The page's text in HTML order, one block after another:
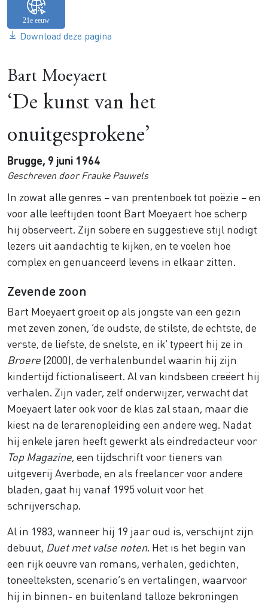
Download deze pagina
Bart Moeyaert
‘De kunst van het
onuitgesprokene’
Brugge, 9 juni 1964
Geschreven door Frauke Pauwels
In zowat alle genres – van prentenboek tot poëzie – en
voor alle leeftijden toont Bart Moeyaert hoe scherp
hij observeert. Zijn sobere en suggestieve stijl nodigt
lezers uit aandachtig te kijken, en te voelen hoe
complex en genuanceerd levens in elkaar zitten.
Zevende zoon
Bart Moeyaert groeit op als jongste van een gezin
met zeven zonen, ‘de oudste, de stilste, de echtste, de
verste, de liefste, de snelste, en ik’ typeert hij ze in
Broere (2000), de verhalenbundel waarin hij zijn
kindertijd fictionaliseert. Al van kindsbeen creëert hij
verhalen. Zijn vader, zelf onderwijzer, verwacht dat
Moeyaert later ook voor de klas zal staan, maar die
kiest na de lerarenopleiding een andere weg. Nadat
hij enkele jaren heeft gewerkt als eindredacteur voor
Top Magazine , een tijdschrift voor tieners van
uitgeverij Averbode, en als freelancer voor andere
bladen, gaat hij vanaf 1995 voluit voor het
schrijverschap.
Al in 1983, wanneer hij 19 jaar oud is, verschijnt zijn
debuut, Duet met valse noten. Het is het begin van
een rijk oeuvre van romans, verhalen, gedichten,
toneelteksten, scenario’s en vertalingen, waarvoor
hij in binnen- en buitenland talloze bekroningen